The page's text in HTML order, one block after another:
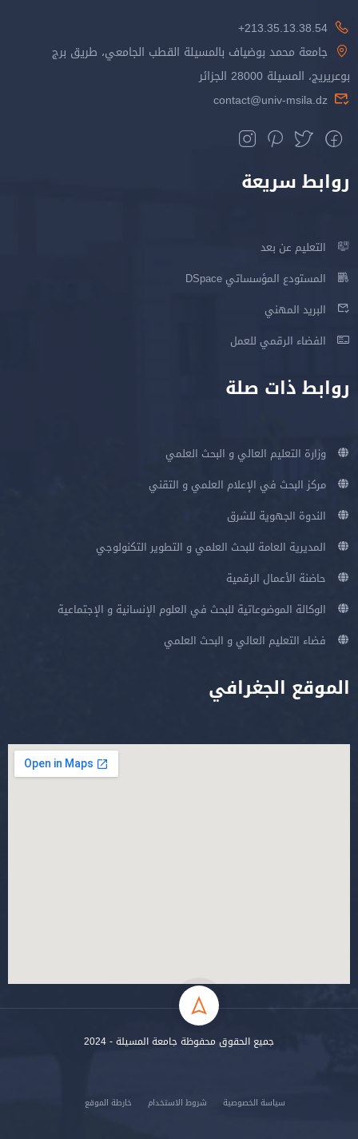
213.35.13.38.54+
جامعة محمد بوضياف بالمسيلة القطب الجامعي، طريق برج
بوعريريج، المسيلة 28000 الجزائر
contact@univ-msila.dz
روابط سريعة
التعليم عن بعد
المستودع المؤسساتي DSpace
البريد المهني
الفضاء الرقمي للعمل
روابط ذات صلة
وزارة التعليم العالي و البحث العلمي
مركز البحث في الإعلام العلمي و التقني
الندوة الجهوية للشرق
المديرية العامة للبحث العلمي و التطوير التكنولوجي
حاضنة الأعمال الرقمية
الوكالة الموضوعاتية للبحث في العلوم الإنسانية و الإجتماعية
فضاء التعليم العالي و البحث العلمي
الموقع الجغرافي
جميع الحقوق محفوظة جامعة المسيلة - 2024
سياسة الخصوصية شروط الاستخدام خارطة الموقع